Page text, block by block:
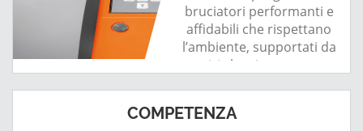
bruciatori performanti e
affidabili che rispettano
l’ambiente, supportati da
servizi che ci permettono
COMPETENZA